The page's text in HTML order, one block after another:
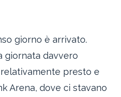
giorno è arrivato.
giornata davvero
presto e
Arena, dove ci stavano